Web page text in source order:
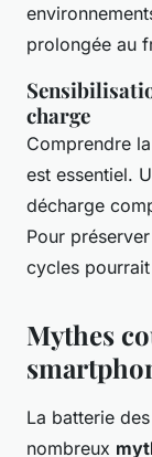
prolongée au
charge
Comprendre la
est essentiel.
décharge
Pour
cycles
Mythes
La batterie
nombreux